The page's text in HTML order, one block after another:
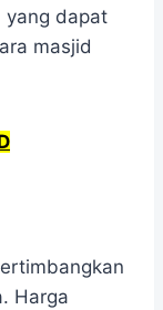
yang dapat
masjid
Harga